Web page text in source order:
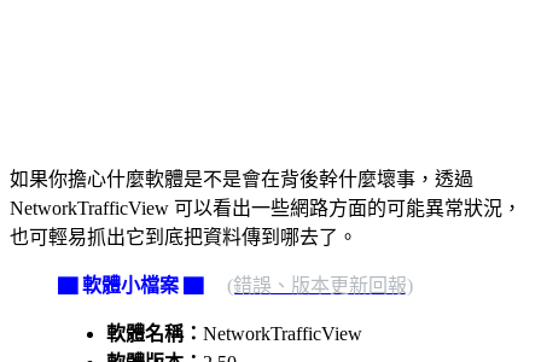
如果你擔心什麼軟體是不是會在背後幹什麼壞事，透過
NetworkTrafficView 可以看出一些網路方面的可能異常狀況，
也可輕易抓出它到底把資料傳到哪去了。
▇ 軟體小檔案 ▇ (錯誤、版本更新回報)
軟體名稱： NetworkTrafficView